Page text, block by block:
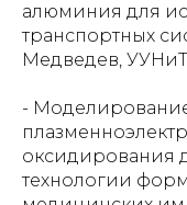
алюминия для
транспортных
Медведев, УУНиТ
-
оксидирования
технологии